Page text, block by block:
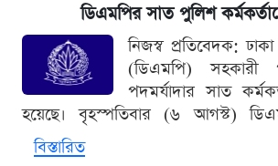
ডিএমপির সাত পুলিশ
নিজস্ব প্রতিবেদক:
(ডিএমপি) সহকারী
পদমর্যাদার সাত
হয়েছে। বৃহস্পতিবার (৬ আগস্ট)
বিস্তারিত